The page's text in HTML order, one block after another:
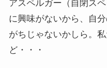
アスペルガー（自閉ス
に興味がないから、自
がちじゃないかしら。
ど・・・